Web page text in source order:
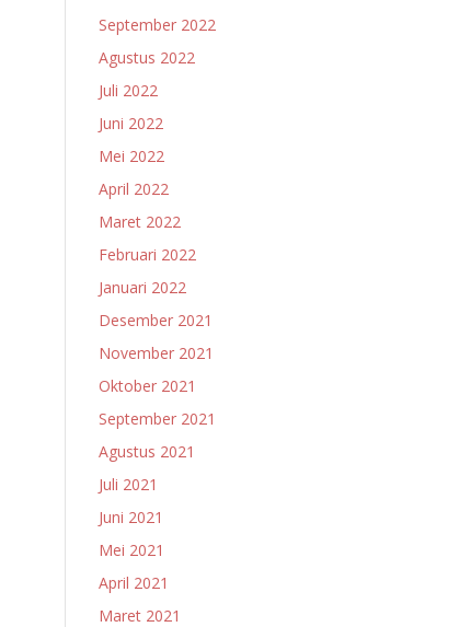
September 2022
Agustus 2022
Juli 2022
Juni 2022
Mei 2022
April 2022
Maret 2022
Februari 2022
Januari 2022
Desember 2021
November 2021
Oktober 2021
September 2021
Agustus 2021
Juli 2021
Juni 2021
Mei 2021
April 2021
Maret 2021